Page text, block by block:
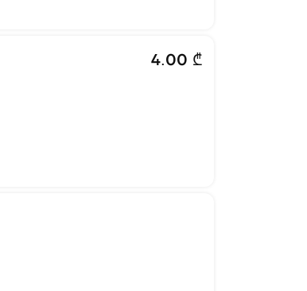
4.00 ₾